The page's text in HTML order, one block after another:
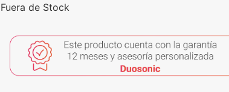
Fuera de Stock